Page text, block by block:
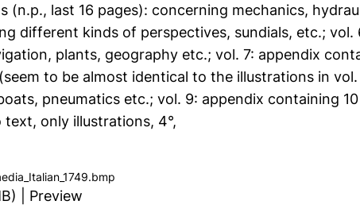
(n.p., last 16 pages): concerning mechanics,
different kinds of perspectives, sundials, etc.;
plants, geography etc.; vol. 7: appendix
to be almost identical to the illustrations in
pneumatics etc.; vol. 9: appendix containing
text, only illustrations, 4°,
Preview